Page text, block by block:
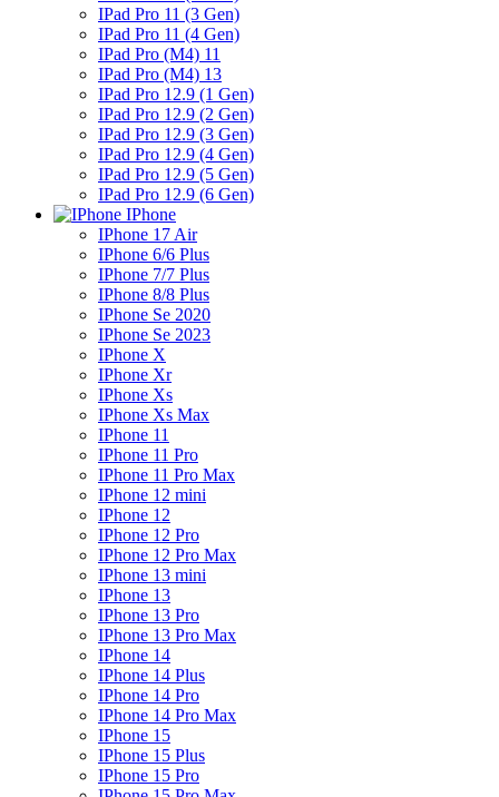
IPad Pro 11 (3 Gen)
IPad Pro 11 (4 Gen)
IPad Pro (M4) 11
IPad Pro (M4) 13
IPad Pro 12.9 (1 Gen)
IPad Pro 12.9 (2 Gen)
IPad Pro 12.9 (3 Gen)
IPad Pro 12.9 (4 Gen)
IPad Pro 12.9 (5 Gen)
IPad Pro 12.9 (6 Gen)
IPhone
IPhone 17 Air
IPhone 6/6 Plus
IPhone 7/7 Plus
IPhone 8/8 Plus
IPhone Se 2020
IPhone Se 2023
IPhone X
IPhone Xr
IPhone Xs
IPhone Xs Max
IPhone 11
IPhone 11 Pro
IPhone 11 Pro Max
IPhone 12 mini
IPhone 12
IPhone 12 Pro
IPhone 12 Pro Max
IPhone 13 mini
IPhone 13
IPhone 13 Pro
IPhone 13 Pro Max
IPhone 14
IPhone 14 Plus
IPhone 14 Pro
IPhone 14 Pro Max
IPhone 15
IPhone 15 Plus
IPhone 15 Pro